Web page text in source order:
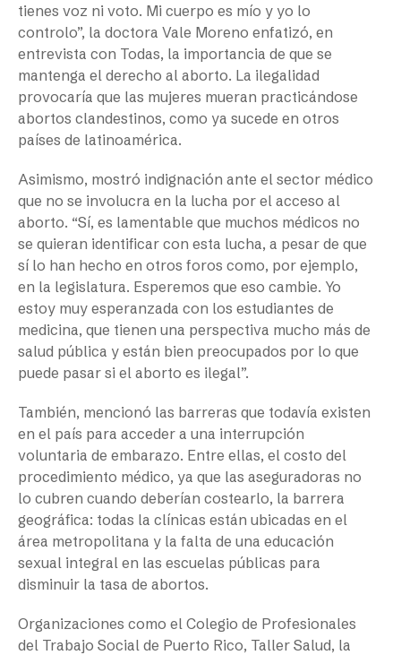
tienes voz ni voto. Mi cuerpo es mío y yo lo
controlo”, la doctora Vale Moreno enfatizó, en
entrevista con Todas, la importancia de que se
mantenga el derecho al aborto. La ilegalidad
provocaría que las mujeres mueran practicándose
abortos clandestinos, como ya sucede en otros
países de latinoamérica.
Asimismo, mostró indignación ante el sector médico
que no se involucra en la lucha por el acceso al
aborto. “Sí, es lamentable que muchos médicos no
se quieran identificar con esta lucha, a pesar de que
sí lo han hecho en otros foros como, por ejemplo,
en la legislatura. Esperemos que eso cambie. Yo
estoy muy esperanzada con los estudiantes de
medicina, que tienen una perspectiva mucho más de
salud pública y están bien preocupados por lo que
puede pasar si el aborto es ilegal”.
También, mencionó las barreras que todavía existen
en el país para acceder a una interrupción
voluntaria de embarazo. Entre ellas, el costo del
procedimiento médico, ya que las aseguradoras no
lo cubren cuando deberían costearlo, la barrera
geográfica: todas la clínicas están ubicadas en el
área metropolitana y la falta de una educación
sexual integral en las escuelas públicas para
disminuir la tasa de abortos.
Organizaciones como el Colegio de Profesionales
del Trabajo Social de Puerto Rico, Taller Salud, la